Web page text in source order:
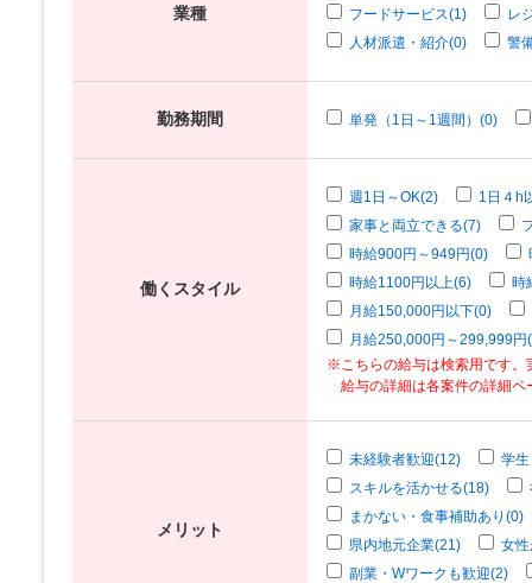
業種
フードサービス(1)
レ
人材派遣・紹介(0)
警
勤務期間 単発（1日～1週間）(0)
働くスタイル
週1日～OK(2)
1日４h
家事と両立できる(7)
時給900円～949円(0)
時給1100円以上(6)
時
月給150,000円以下(0)
月給250,000円～299,999円
※こちらの給与は検索用です。
給与の詳細は各案件の詳細ペ
メリット
未経験者歓迎(12)
学
スキルを活かせる(18)
まかない・食事補助あり(0)
県内地元企業(21)
女
副業・Wワークも歓迎(2)